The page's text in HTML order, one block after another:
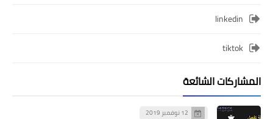
linkedin
tiktok
المشاركات الشائعة
12 نوفمبر 2019